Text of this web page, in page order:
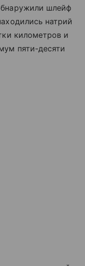
шлейф
натрий
километров и
пяти-десяти